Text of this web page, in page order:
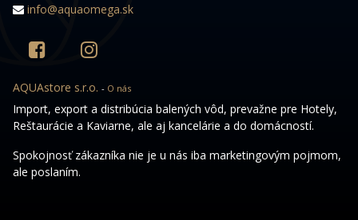
info@aquaomega.sk
AQUAstore s.r.o. - O nás
Import, export a distribúcia balených vôd, prevažne pre Hotely,
Reštaurácie a Kaviarne, ale aj kancelárie a do domácností.
Spokojnosť zákazníka nie je u nás iba marketingovým pojmom,
ale poslaním.